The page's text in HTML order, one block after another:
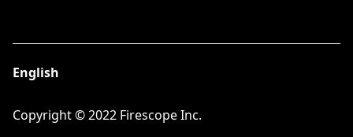
Copyright © 2022 Firescope Inc.
English